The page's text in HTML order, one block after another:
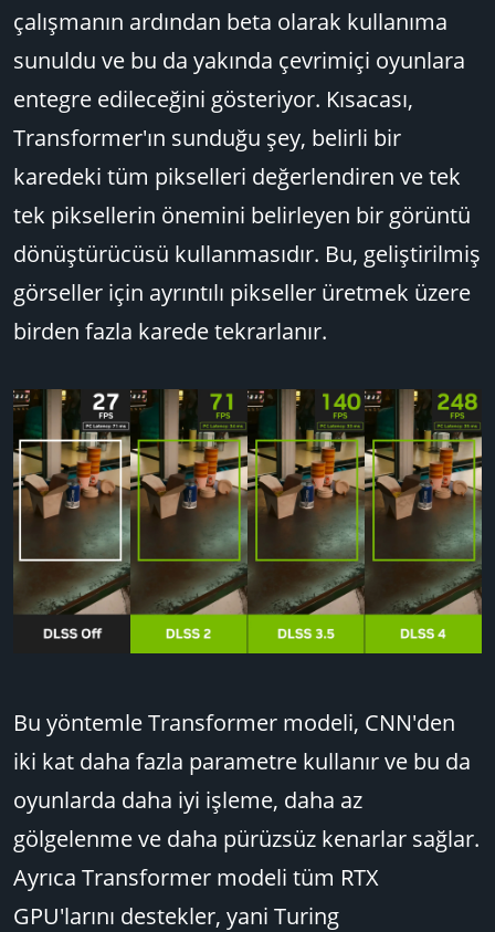
çalışmanın ardından beta olarak kullanıma
sunuldu ve bu da yakında çevrimiçi oyunlara
entegre edileceğini gösteriyor. Kısacası,
Transformer'ın sunduğu şey, belirli bir
karedeki tüm pikselleri değerlendiren ve tek
tek piksellerin önemini belirleyen bir görüntü
dönüştürücüsü kullanmasıdır. Bu, geliştirilmiş
görseller için ayrıntılı pikseller üretmek üzere
birden fazla karede tekrarlanır.
Bu yöntemle Transformer modeli, CNN'den
iki kat daha fazla parametre kullanır ve bu da
oyunlarda daha iyi işleme, daha az
gölgelenme ve daha pürüzsüz kenarlar sağlar.
Ayrıca Transformer modeli tüm RTX
GPU'larını destekler, yani Turing